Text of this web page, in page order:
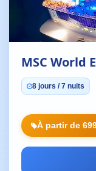
MSC World
8 jours / 7 nuits
À partir de